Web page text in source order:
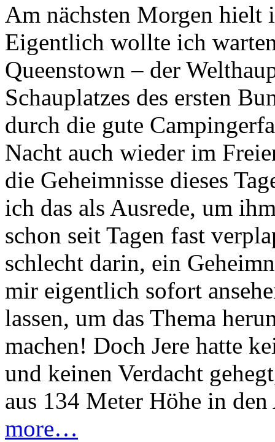
Am nächsten Morgen hielt
Eigentlich wollte ich
Queenstown – der
Schauplatzes des ersten
durch die gute
Nacht auch wieder im
die Geheimnisse dieses
ich das als Ausrede, um
schon seit Tagen fast
schlecht darin, ein
mir eigentlich sofort
lassen, um das Thema
machen! Doch Jere hatte
und keinen Verdacht
aus 134 Meter Höhe in
more…